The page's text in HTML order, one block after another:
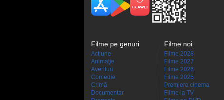
Filme pe genuri
Acţiune
Animaţie
Aventuri
Comedie
Crimă
Documentar
Filme noi
Filme 2028
Filme 2027
Filme 2026
Filme 2025
Premiere cinema
Filme la TV